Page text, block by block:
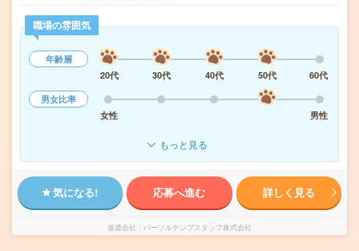
職場の雰囲気
年齢層
20代
30代 40代 50代
60代
男女比率
女性
男性
もっと見る
気になる! 応募へ進む 詳しく見る
派遣会社 パーソルテンプスタッフ株式会社